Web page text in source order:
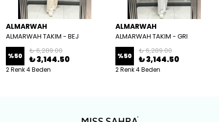
ALMARWAH
ALMARWAH TAKIM - BEJ
%50
₺ 6,289.00
₺ 3,144.50
2 Renk 4 Beden
ALMARWAH
ALMARWAH TAKIM - GRI
%50
₺ 6,289.00
₺ 3,144.50
2 Renk 4 Beden